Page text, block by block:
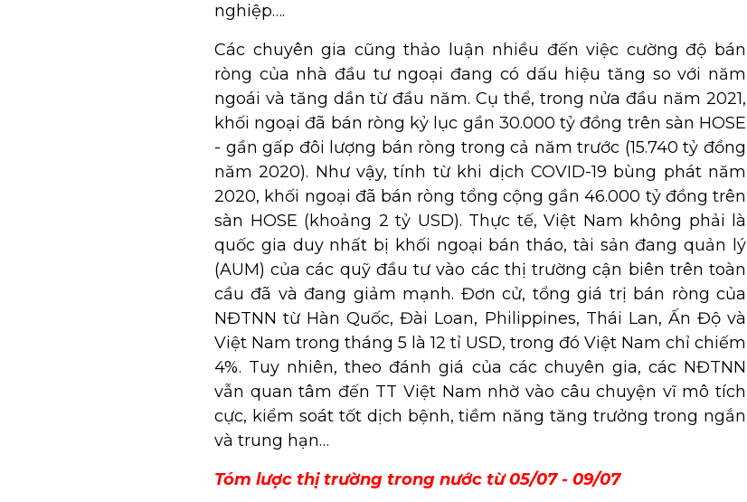
nghiệp….
Các chuyên gia cũng thảo luận nhiều đến việc cường độ bán
ròng của nhà đầu tư ngoại đang có dấu hiệu tăng so với năm
ngoái và tăng dần từ đầu năm. Cụ thể, trong nửa đầu năm 2021,
khối ngoại đã bán ròng kỷ lục gần 30.000 tỷ đồng trên sàn HOSE
- gần gấp đôi lượng bán ròng trong cả năm trước (15.740 tỷ đồng
năm 2020). Như vậy, tính từ khi dịch COVID-19 bùng phát năm
2020, khối ngoại đã bán ròng tổng cộng gần 46.000 tỷ đồng trên
sàn HOSE (khoảng 2 tỷ USD). Thực tế, Việt Nam không phải là
quốc gia duy nhất bị khối ngoại bán tháo, tài sản đang quản lý
(AUM) của các quỹ đầu tư vào các thị trường cận biên trên toàn
cầu đã và đang giảm mạnh. Đơn cử, tổng giá trị bán ròng của
NĐTNN từ Hàn Quốc, Đài Loan, Philippines, Thái Lan, Ấn Độ và
Việt Nam trong tháng 5 là 12 tỉ USD, trong đó Việt Nam chỉ chiếm
4%. Tuy nhiên, theo đánh giá của các chuyên gia, các NĐTNN
vẫn quan tâm đến TT Việt Nam nhờ vào câu chuyện vĩ mô tích
cực, kiểm soát tốt dịch bệnh, tiềm năng tăng trưởng trong ngắn
và trung hạn…
Tóm lược thị trường trong nước từ 05/07 - 09/07